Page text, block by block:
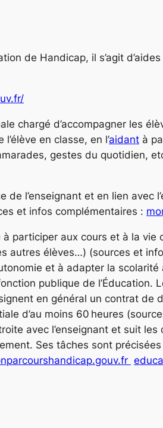
de Handicap, il s’agit
chargé d’accompagner les
en classe, en l’aidant à
gestes du quotidien,
de l’enseignant et en lien avec
et infos complémentaires :
à participer aux cours et à la
autres élèves…) (sources et
et à adapter la scolarité
publique de
en général un contrat
d’au moins 60 heures
avec l’enseignant et suit
Ses tâches sont